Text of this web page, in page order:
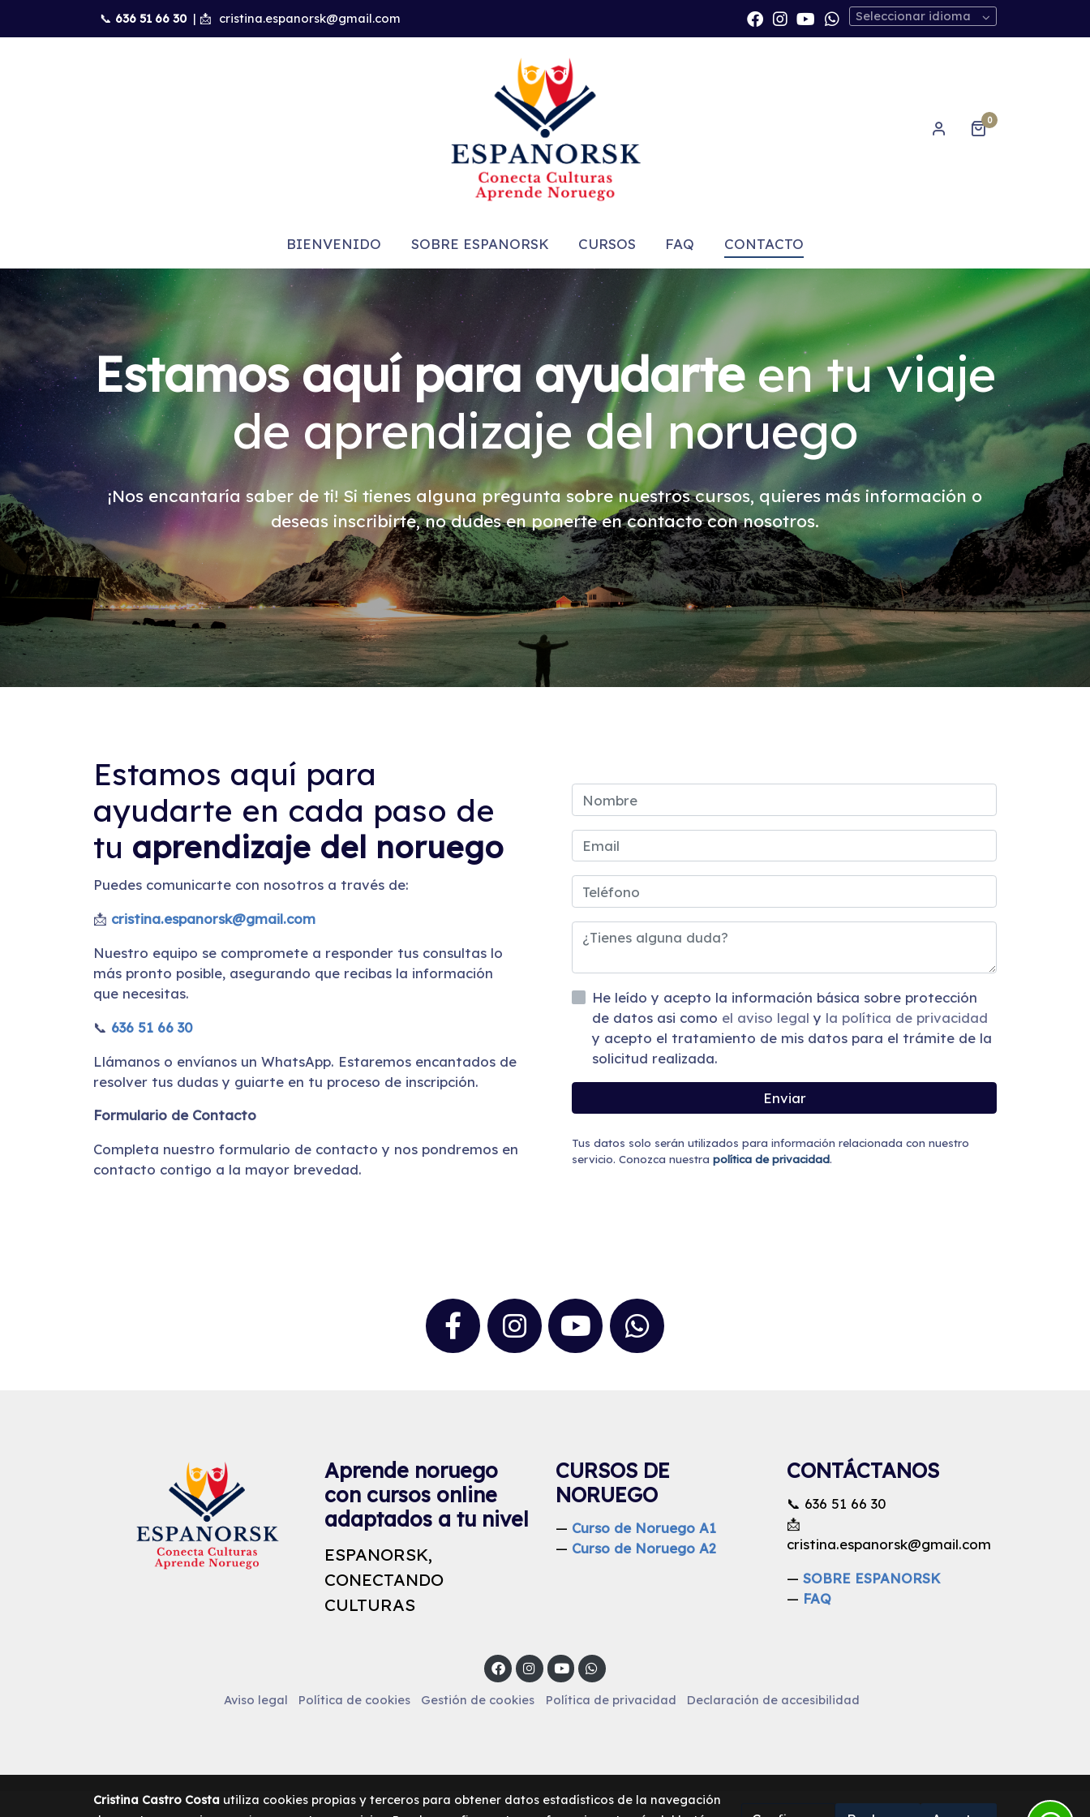
📞 636 51 66 30 | 📩 cristina.espanorsk@gmail.com Seleccionar idioma
0
BIENVENIDO SOBRE ESPANORSK CURSOS FAQ CONTACTO
Estamos aquí para ayudarteen tu viaje
de aprendizaje del noruego
¡Nos encantaría saber de ti! Si tienes alguna pregunta sobre nuestros cursos, quieres más información o
deseas inscribirte, no dudes en ponerte en contacto con nosotros.
Estamos aquí para
ayudarte en cada paso de
tu aprendizaje del noruego
Puedes comunicarte con nosotros a través de:
📩 cristina.espanorsk@gmail.com
Nuestro equipo se compromete a responder tus consultas lo
más pronto posible, asegurando que recibas la información
que necesitas.
📞 636 51 66 30
Llámanos o envíanos un WhatsApp. Estaremos encantados de
resolver tus dudas y guiarte en tu proceso de inscripción.
Formulario de Contacto
Completa nuestro formulario de contacto y nos pondremos en
contacto contigo a la mayor brevedad.
He leído y acepto la información básica sobre protección
de datos asi como el aviso legaly la política de privacidad
y acepto el tratamiento de mis datos para el trámite de la
solicitud realizada.
Enviar
Tus datos solo serán utilizados para información relacionada con nuestro
servicio. Conozca nuestra política de privacidad.
Aprende noruego
con cursos online
adaptados a tu nivel
ESPANORSK,
CONECTANDO
CULTURAS
CURSOS DE
NORUEGO
— Curso de Noruego A1
— Curso de Noruego A2
CONTÁCTANOS
📞 636 51 66 30
📩
cristina.espanorsk@gmail.com
— SOBRE ESPANORSK
— FAQ
Aviso legal Política de cookies Gestión de cookies Política de privacidad Declaración de accesibilidad
Cristina Castro Costautiliza cookies propias y terceros para obtener datos estadísticos de la navegación